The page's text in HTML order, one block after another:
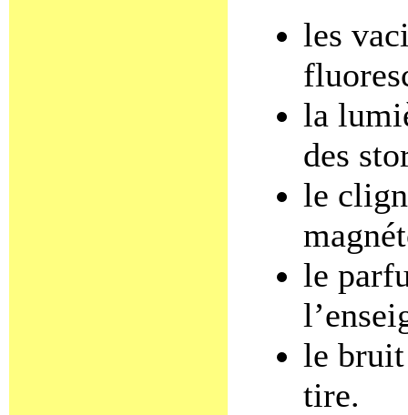
les
la
des
le
le
le bruit
tire.